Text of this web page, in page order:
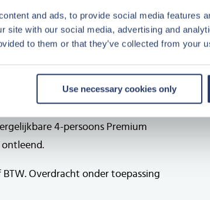
and ads, to provide social media features
site with our social media, advertising and
to them or that they’ve collected from your
Use necessary cookies only
4-persoons Premium
Overdracht onder toepassing